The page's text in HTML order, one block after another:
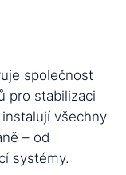
společnost
pro stabilizaci
všechny
– od
systémy.